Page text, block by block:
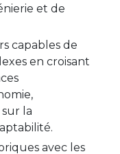
et de
capables de
en croisant
la
avec les